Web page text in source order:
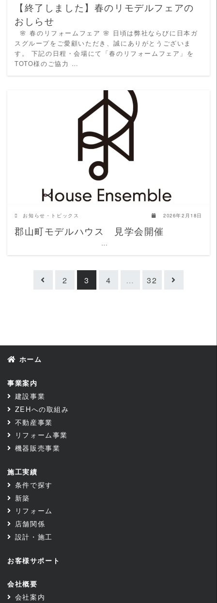
【終了しました】春のリモデルフェアの
おしらせ
🌸 春のリフォームフェア 🌸 日頃は弊社ならびに日本ガ
スグループをご愛顧いただき、誠にありがとうございま
す。 下記の日程・会場にて「春のリフォームフェア」を
TOTO様のご協力 …
READ MORE
お知らせ・トピックス 2026年2月18日
郡山町モデルハウス 見学会開催
…
2 3 4 … 32
ホーム
事業案内
建設事業
ZEHへの取組み
不動産事業
リフォーム事業
機器販売事業
施工実績
条件で探す
新築
リフォーム
店舗関係
設計・施工
お客様サポート
会社概要
会社案内